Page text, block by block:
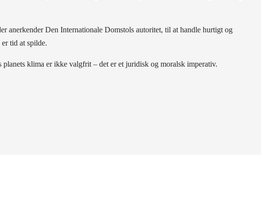
anerkender Den Internationale Domstols autoritet, til at handle hurtigt og
tid at spilde.
planets klima er ikke valgfrit – det er et juridisk og moralsk imperativ.